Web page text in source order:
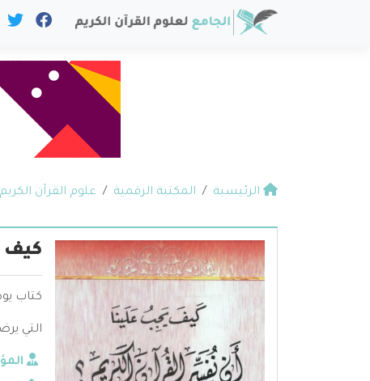
الرئيسية المكتبة الرقمية علوم القرآن الكريم
كيف
كتاب
التي